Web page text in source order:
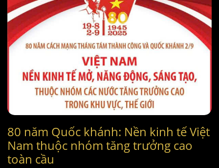
80 năm Quốc khánh: Nền kinh tế Việt
Nam thuộc nhóm tăng trưởng cao
toàn cầu